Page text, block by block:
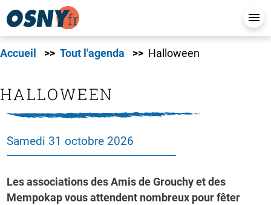
Accueil Tout l'agenda Halloween
HALLOWEEN
Samedi 31 octobre 2026
Les associations des Amis de Grouchy et des
Mempokap vous attendent nombreux pour fêter